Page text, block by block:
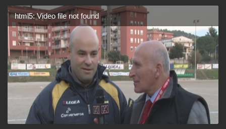
html5: Video file not found